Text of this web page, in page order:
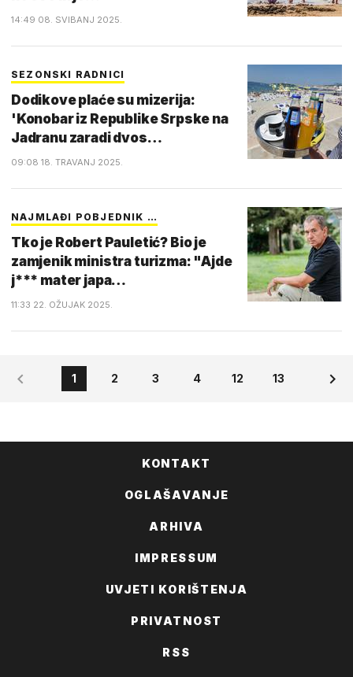
14:49 08. SVIBANJ 2025.
SEZONSKI RADNICI
Dodikove plaće su mizerija:
'Konobar iz Republike Srpske na
Jadranu zaradi dvos…
09:08 18. TRAVANJ 2025.
NAJMLAĐI POBJEDNIK …
Tko je Robert Pauletić? Bio je
zamjenik ministra turizma: "Ajde
j*** mater japa…
11:33 22. OŽUJAK 2025.
1 2 3 4 12 13
KONTAKT
OGLAŠAVANJE
ARHIVA
IMPRESSUM
UVJETI KORIŠTENJA
PRIVATNOST
RSS